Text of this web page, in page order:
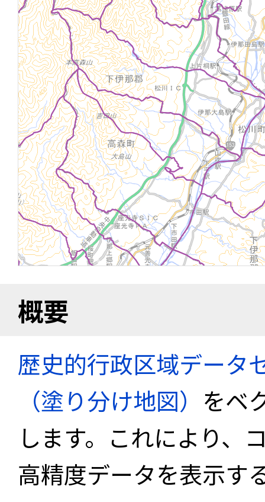
概要
歴史的行政区域データ
（塗り分け地図） をベ
します。これにより、
高精度データを表示す